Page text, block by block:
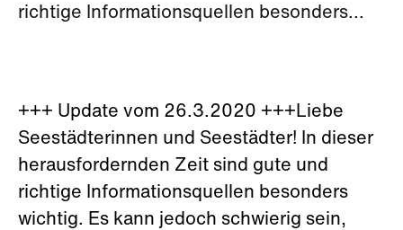
richtige Informationsquellen besonders...
+++ Update vom 26.3.2020 +++Liebe
Seestädterinnen und Seestädter! In dieser
herausfordernden Zeit sind gute und
richtige Informationsquellen besonders
wichtig. Es kann jedoch schwierig sein,